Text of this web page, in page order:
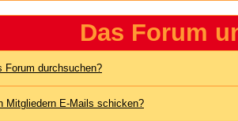
Das Forum
Forum durchsuchen?
Mitgliedern E-Mails schicken?